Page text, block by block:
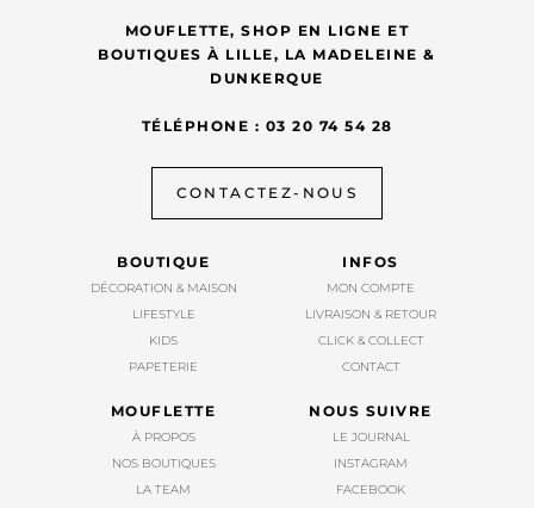
MOUFLETTE, SHOP EN LIGNE ET
BOUTIQUES À LILLE, LA MADELEINE &
DUNKERQUE
TÉLÉPHONE : 03 20 74 54 28
CONTACTEZ-NOUS
BOUTIQUE
DÉCORATION & MAISON
LIFESTYLE
KIDS
PAPETERIE
INFOS
MON COMPTE
LIVRAISON & RETOUR
CLICK & COLLECT
CONTACT
MOUFLETTE
À PROPOS
NOS BOUTIQUES
LA TEAM
NOUS SUIVRE
LE JOURNAL
INSTAGRAM
FACEBOOK